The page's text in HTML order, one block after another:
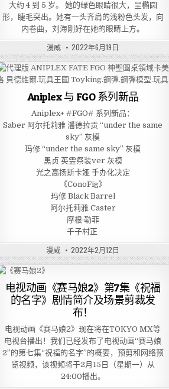
大约 4 到 5 岁。 她的绿色眼睛很大，呈椭圆
形，睫毛突出。她有一头齐肩的浅粉色头发，向
内卷曲，刘海刚好在她的眼睛上方。
漫威 2022年6月19日
Aniplex 与 FGO 系列新品
Aniplex+ #FGO# 系列新品：
Saber 阿尔托莉雅 潘德拉贡 “under the same
sky” 灰模
玛修 “under the same sky” 灰模
黑贞 英霊祭装ver 灰模
光之高扬斯卡娅 手办化决定
《ConoFig》
玛修 Black Barrel
阿尔托莉雅 Caster
摩根·勒菲
千子村正 ​​​
漫威 2022年2月12日
电视动画《赛马娘2》第7集《祝福
的名字》剧情简介及场景剪裁发
布！
电视动画《赛马娘2》现在将在TOKYO MX等
电视台播出！我们已经发布了电视动画“赛马娘
2”的第七集“祝福的名字”的概要，预剪和网络预
览视频，该视频将于2月15日（星期一）从
24:00播出。